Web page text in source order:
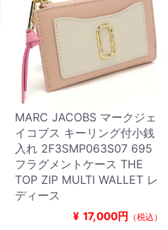
MARC JACOBS マークジェ
イコブス キーリング付小銭
入れ 2F3SMP063S07 695
フラグメントケース THE
TOP ZIP MULTI WALLET レ
ディース
¥ 17,000円 （税込）